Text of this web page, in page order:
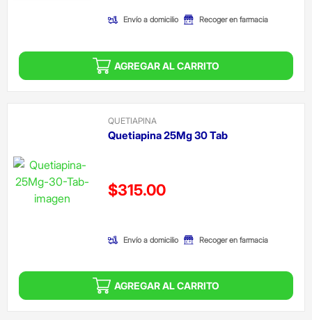
Envío a domicilio Recoger en farmacia
AGREGAR AL CARRITO
QUETIAPINA
Quetiapina 25Mg 30 Tab
Precio reducido de
$315.00
Envío a domicilio Recoger en farmacia
AGREGAR AL CARRITO